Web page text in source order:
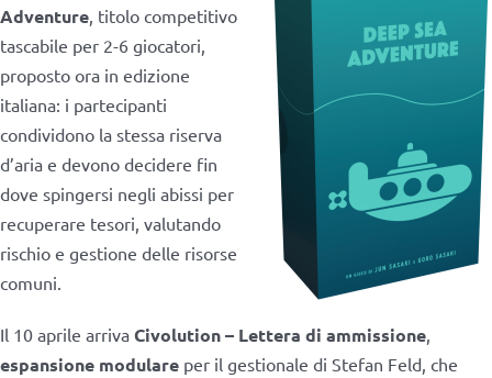
Adventure, titolo competitivo
tascabile per 2-6 giocatori,
proposto ora in edizione
italiana: i partecipanti
condividono la stessa riserva
d’aria e devono decidere fin
dove spingersi negli abissi per
recuperare tesori, valutando
rischio e gestione delle risorse
comuni.
Il 10 aprile arriva Civolution – Lettera di ammissione,
espansione modulare per il gestionale di Stefan Feld, che